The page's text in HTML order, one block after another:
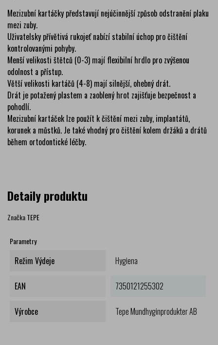
Mezizubní kartáčky představují nejúčinnější způsob odstranění plaku
mezi zuby.
Uživatelsky přívětivá rukojeť nabízí stabilní úchop pro čištění
kontrolovanými pohyby.
Menší velikosti štětců (0-3) mají flexibilní hrdlo pro zvýšenou
odolnost a přístup.
Větší velikosti kartáčů (4-8) mají silnější, ohebný drát.
Drát je potažený plastem a zaoblený hrot zajišťuje bezpečnost a
pohodlí.
Mezizubní kartáček lze použít k čištění mezi zuby, implantátů,
korunek a můstků. Je také vhodný pro čištění kolem držáků a drátů
během ortodontické léčby.
Detaily produktu
ZnačkaTEPE
Parametry
Režim Výdeje Hygiena
EAN 7350121255302
Výrobce Tepe Mundhyginprodukter AB